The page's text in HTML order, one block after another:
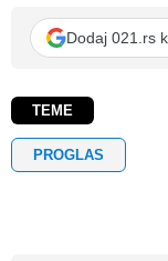
Dodaj 021.rs
TEME
PROGLAS